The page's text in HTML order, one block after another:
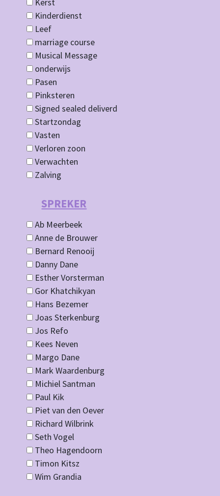
Kinderdienst
Leef
marriage course
Musical Message
onderwijs
Pasen
Pinksteren
Signed sealed deliverd
Startzondag
Vasten
Verloren zoon
Verwachten
Zalving
SPREKER
Ab Meerbeek
Anne de Brouwer
Bernard Renooij
Danny Dane
Esther Vorsterman
Gor Khatchikyan
Hans Bezemer
Joas Sterkenburg
Jos Refo
Kees Neven
Margo Dane
Mark Waardenburg
Michiel Santman
Paul Kik
Piet van den Oever
Richard Wilbrink
Seth Vogel
Theo Hagendoorn
Timon Kitsz
Wim Grandia